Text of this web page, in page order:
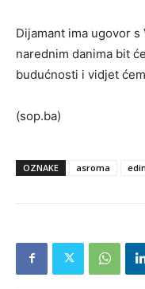
Dijamant ima ugovor
narednim danima bit
budućnosti i vidjet
(sop.ba)
OZNAKE asroma